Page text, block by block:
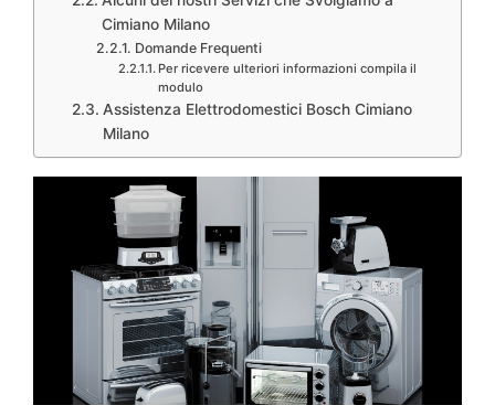
Cimiano Milano
Domande Frequenti
Per ricevere ulteriori informazioni compila il
modulo
Assistenza Elettrodomestici Bosch Cimiano
Milano